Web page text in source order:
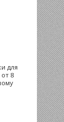
для
8